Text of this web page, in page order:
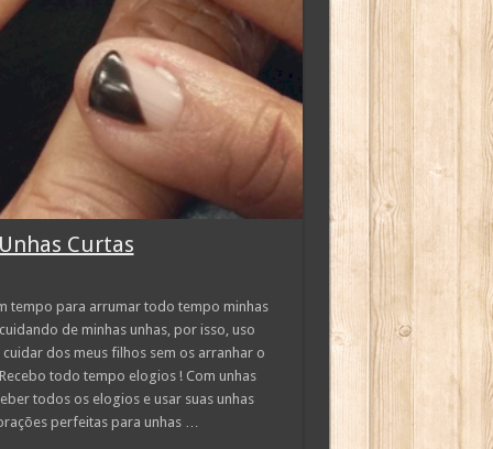
Curtas
tempo para arrumar todo tempo minhas
de minhas unhas, por isso, uso
dos meus filhos sem os arranhar o
todo tempo elogios ! Com unhas
todos os elogios e usar suas unhas
perfeitas para unhas …